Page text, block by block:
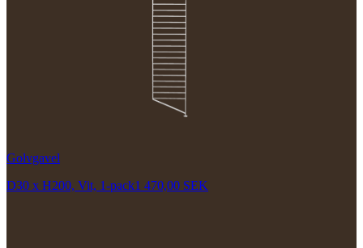
Golvgavel
D30 x H200, Vit, 1-pack1 470,00 SEK